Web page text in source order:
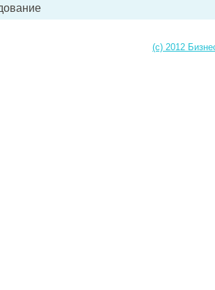
(c) 2012